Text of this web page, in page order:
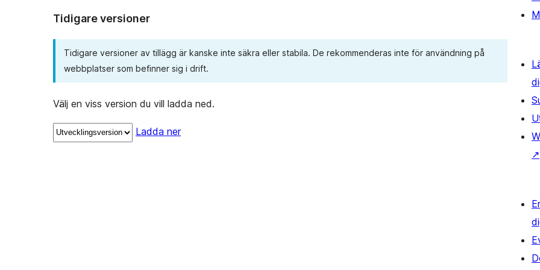
Tidigare versioner
Tidigare versioner av tillägg är kanske inte säkra eller stabila. De rekommenderas inte för användning på
webbplatser som befinner sig i drift.
Välj en viss version du vill ladda ned.
Ladda ner
↗